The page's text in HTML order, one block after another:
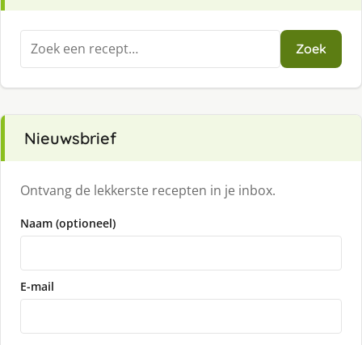
Zoeken
naar:
Zoek
Nieuwsbrief
Ontvang de lekkerste recepten in je inbox.
Naam (optioneel)
E-mail